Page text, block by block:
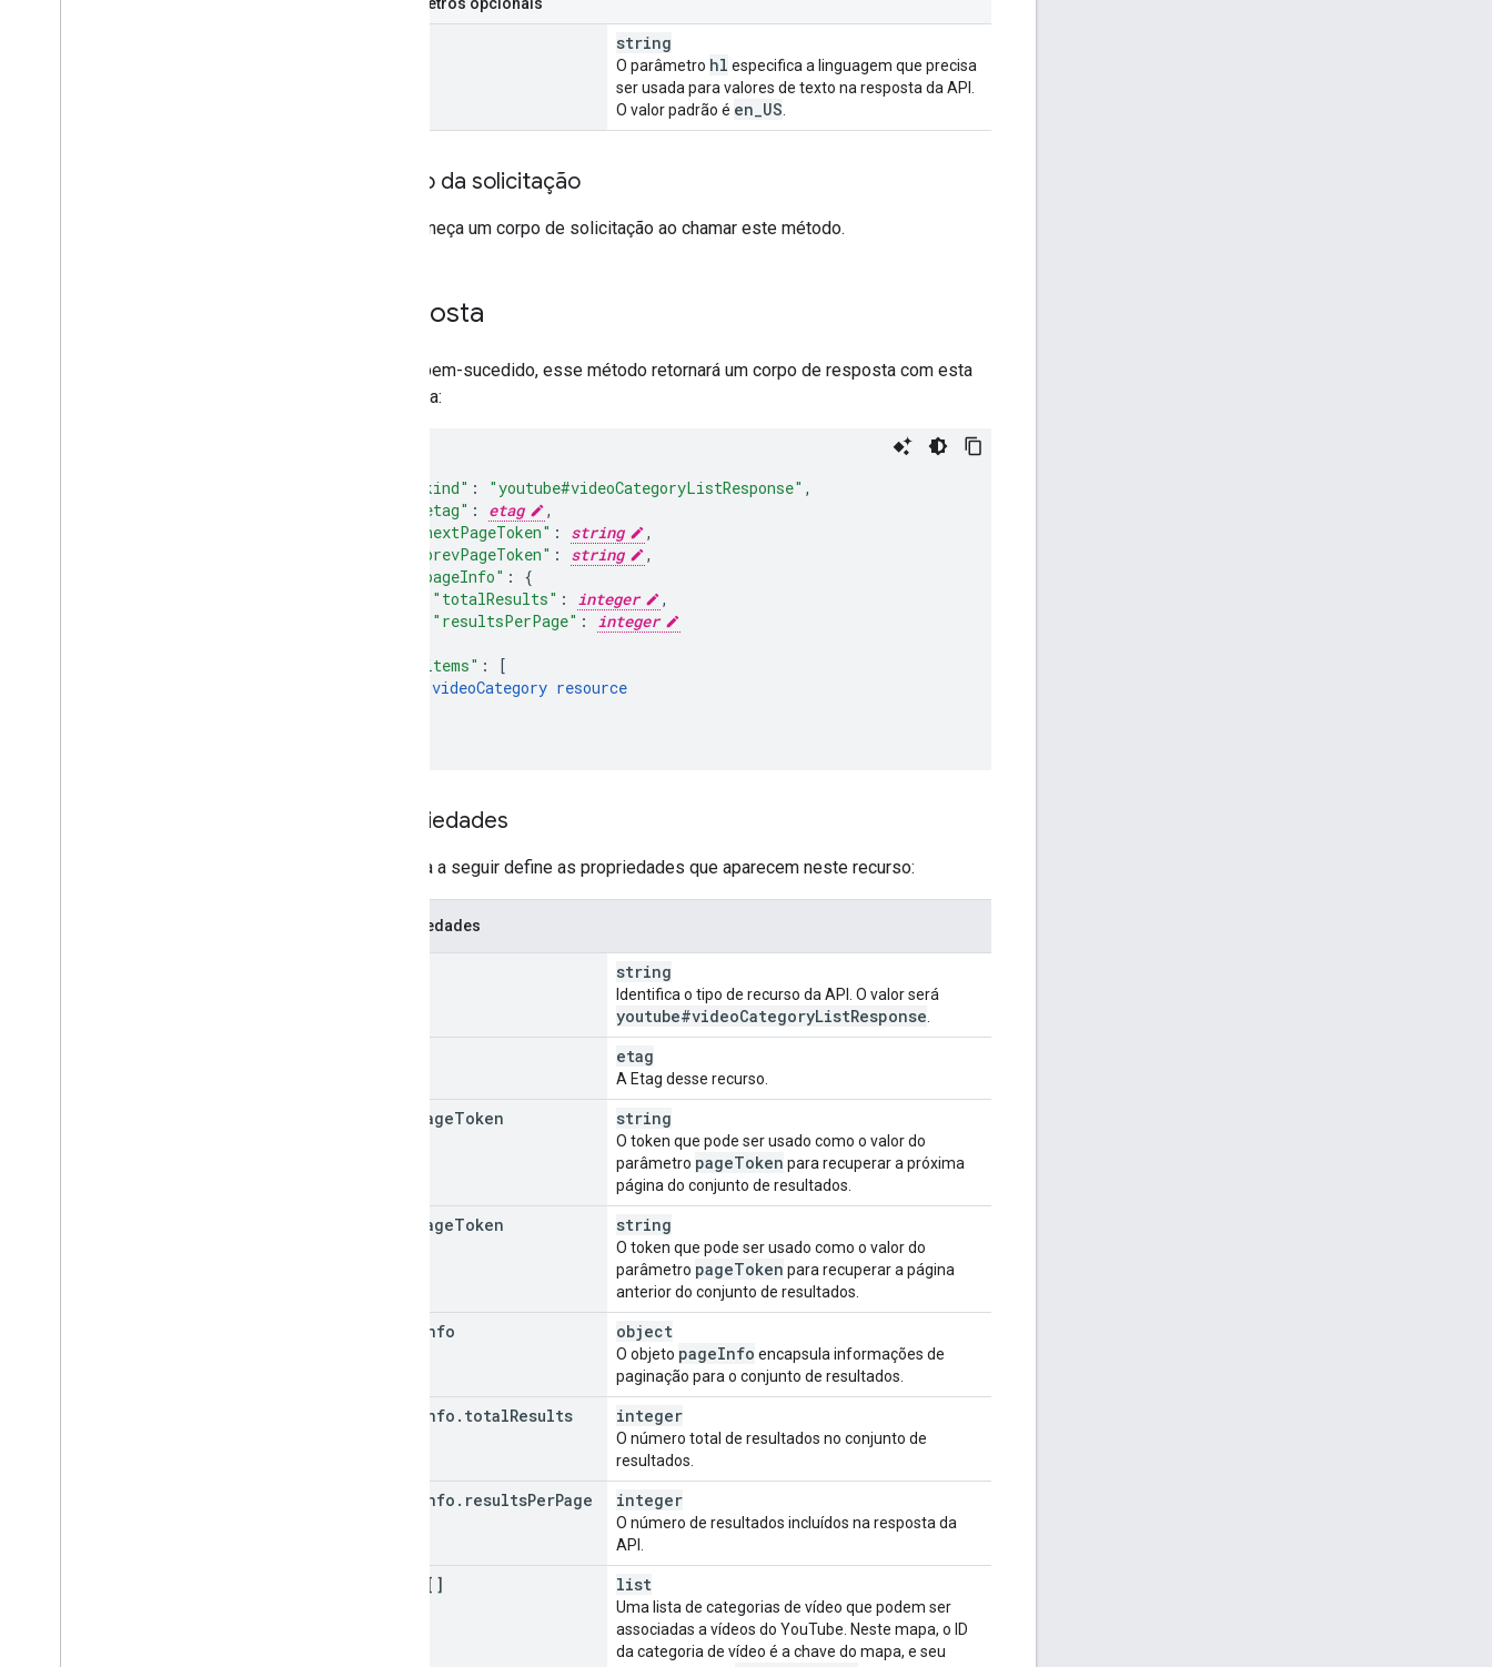
string
O parâmetro hl especifica a linguagem que precisa
ser usada para valores de texto na resposta da API.
O valor padrão é en US
Corpo da solicitação
Não forneça um corpo de solicitação ao chamar este método.
Resposta
Se for bem-sucedido, esse método retornará um corpo de resposta com esta
estrutura:
"kind" : "youtube#videoCategoryListResponse" ,
"etag" : etag
,
"nextPageToken" : string
,
"prevPageToken" : string
,
"pageInfo" :
{
"totalResults" : integer
,
"resultsPerPage" :
integer
"items" :
[
videoCategory resource
Propriedades
A tabela a seguir define as propriedades que aparecem neste recurso:
Propriedades
string
Identifica o tipo de recurso da API. O valor será
youtube#videoCategoryListResponse
etag
A Etag desse recurso.
PageToken string
O token que pode ser usado como o valor do
parâmetro pageToken para recuperar a próxima
página do conjunto de resultados.
PageToken string
O token que pode ser usado como o valor do
parâmetro pageToken para recuperar a página
anterior do conjunto de resultados.
Info object
O objeto pageInfo encapsula informações de
paginação para o conjunto de resultados.
Info . totalResults integer
O número total de resultados no conjunto de
resultados.
Info . resultsPerPage integer
O número de resultados incluídos na resposta da
API.
items[] list
Uma lista de categorias de vídeo que podem ser
associadas a vídeos do YouTube. Neste mapa, o ID
da categoria de vídeo é a chave do mapa, e seu